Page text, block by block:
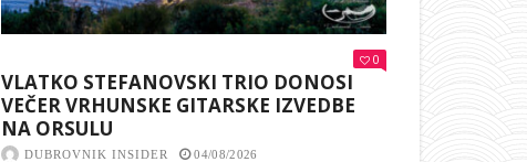
0
VLATKO STEFANOVSKI TRIO DONOSI
VEČER VRHUNSKE GITARSKE IZVEDBE
NA ORSULU
DUBROVNIK INSIDER 04/08/2026